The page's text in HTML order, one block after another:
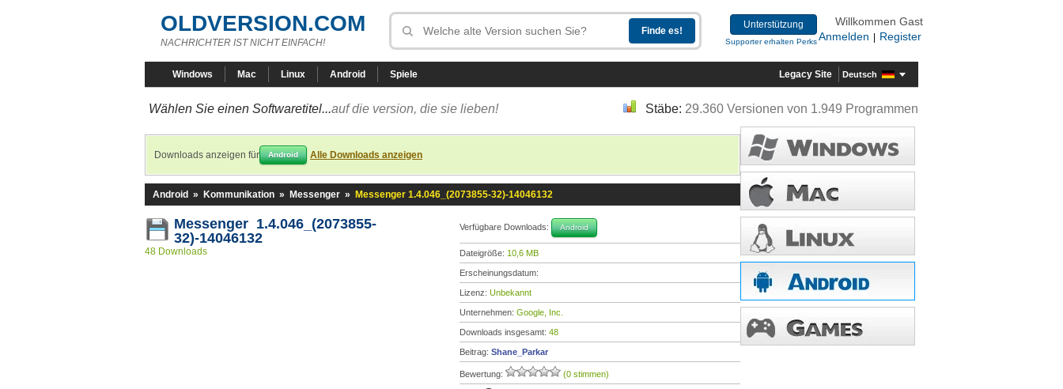
OLDVERSION.COM
NACHRICHTER IST NICHT EINFACH!
Unterstützung
Supporter erhalten Perks
Willkommen Gast
Anmelden
Register
Windows Mac Linux Android Spiele Legacy Site Deutsch
Wählen Sie einen Softwaretitel...auf die version, die sie lieben! Stäbe: 29.360 Versionen von 1.949 Programmen
Downloads anzeigen für Android Alle Downloads anzeigen
Android » Kommunikation » Messenger » Messenger 1.4.046_(2073855-32)-14046132
Messenger 1.4.046_(2073855-
32)-14046132
48 Downloads
Verfügbare Downloads: Android
Dateigröße: 10,6 MB
Erscheinungsdatum:
Lizenz: Unbekannt
Unternehmen: Google, Inc.
Downloads insgesamt: 48
Beitrag: Shane_Parkar
Bewertung: (0 stimmen)